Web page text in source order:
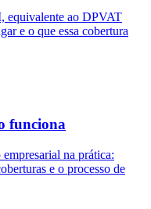
equivalente ao DPVAT
e o que essa cobertura
funciona
na prática:
e o processo de